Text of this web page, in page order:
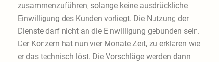
zusammenzuführen, solange keine ausdrückliche
Einwilligung des Kunden vorliegt. Die Nutzung der
Dienste darf nicht an die Einwilligung gebunden sein.
Der Konzern hat nun vier Monate Zeit, zu erklären wie
er das technisch löst. Die Vorschläge werden dann